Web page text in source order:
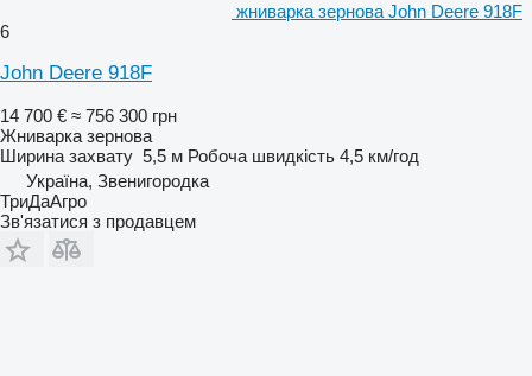
жниварка зернова John Deere 918F
6
John Deere 918F
14 700 € ≈ 756 300 грн
Жниварка зернова
Ширина захвату 5,5 м Робоча швидкість 4,5 км/год
Україна, Звенигородка
ТриДаАгро
Зв'язатися з продавцем